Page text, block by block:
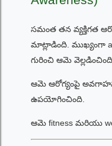
సమంత తన వ్యక్తిగత
మాట్లాడింది. ముఖ్యంగా
గురించి ఆమె
ఆమె ఆరోగ్యంపై
ఉపయోగించింది.
ఆమె fitness మరియు